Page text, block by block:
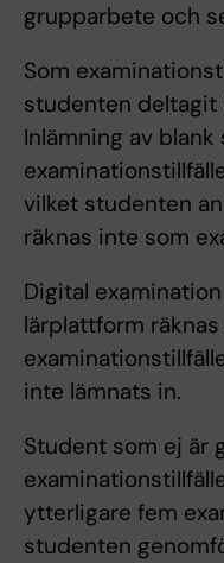
grupparbete och
Som
studenten deltagit
Inlämning av
vilket studenten
räknas inte som
Digital
lärplattform
inte lämnats in.
Student som ej är
ytterligare fem
studenten